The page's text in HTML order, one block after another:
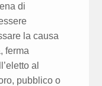
di
la causa
ferma
al
pubblico o